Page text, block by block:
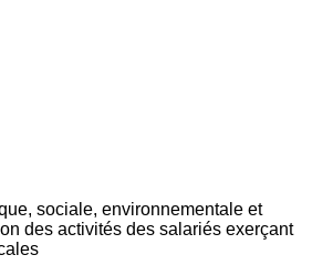
sociale, environnementale et
des activités des salariés exerçant